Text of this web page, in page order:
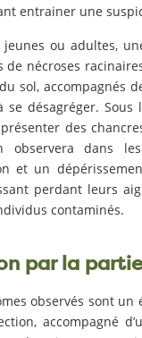
entrainer une
jeunes ou adultes,
de nécroses
sol, accompagnés
se désagréger.
des
observera dans
et un
perdant leurs
contaminés.
par la
observés sont
accompagné